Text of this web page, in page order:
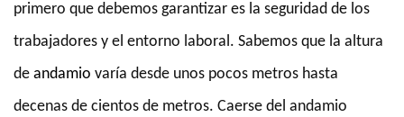
primero que debemos garantizar es la seguridad de los
trabajadores y el entorno laboral. Sabemos que la altura
de andamio varía desde unos pocos metros hasta
decenas de cientos de metros. Caerse del andamio